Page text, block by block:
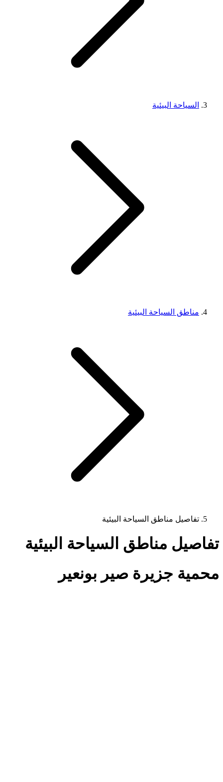
السياحة البيئية
مناطق السياحة البيئية
تفاصيل مناطق السياحة البيئية
تفاصيل مناطق السياحة البيئية
محمية جزيرة صير بونعير